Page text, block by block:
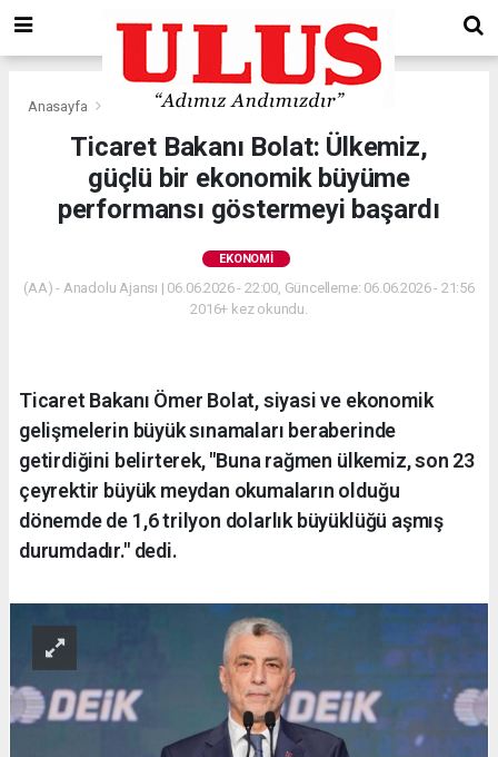
Anasayfa Ekonomi
Ticaret Bakanı Bolat: Ülkemiz,
güçlü bir ekonomik büyüme
performansı göstermeyi başardı
EKONOMI
(AA) - Anadolu Ajansı | 06.06.2026 - 22:00, Güncelleme: 06.06.2026 - 21:56
2016+ kez okundu.
Ticaret Bakanı Ömer Bolat, siyasi ve ekonomik
gelişmelerin büyük sınamaları beraberinde
getirdiğini belirterek, "Buna rağmen ülkemiz, son 23
çeyrektir büyük meydan okumaların olduğu
dönemde de 1,6 trilyon dolarlık büyüklüğü aşmış
durumdadır." dedi.